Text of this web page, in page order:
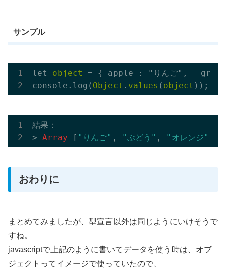
サンプル
let object
= { apple : "りんご", 　
console.log( Object . values ( object
結果：
> Array [ "りんご" , "ぶどう" , "オレンジ"
おわりに
まとめてみましたが、型宣言以外は同じようにいけそうで
すね。
javascriptで上記のように書いてデータを使う時は、オブ
ジェクトってイメージで使っていたので、